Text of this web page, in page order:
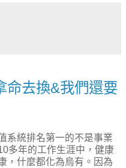
命去換&我們還要
系統排名第一的不是事業
多年的工作生涯中，健康
，什麼都化為烏有。因為